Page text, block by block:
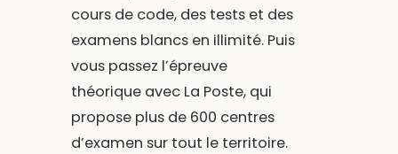
cours de code, des tests et des
examens blancs en illimité. Puis
vous passez l’épreuve
théorique avec La Poste, qui
propose plus de 600 centres
d’examen sur tout le territoire.